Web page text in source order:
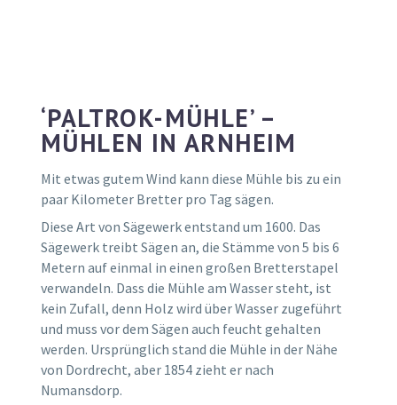
‘PALTROK-MÜHLE’ –
MÜHLEN IN ARNHEIM
Mit etwas gutem Wind kann diese Mühle bis zu ein
paar Kilometer Bretter pro Tag sägen.
Diese Art von Sägewerk entstand um 1600. Das
Sägewerk treibt Sägen an, die Stämme von 5 bis 6
Metern auf einmal in einen großen Bretterstapel
verwandeln. Dass die Mühle am Wasser steht, ist
kein Zufall, denn Holz wird über Wasser zugeführt
und muss vor dem Sägen auch feucht gehalten
werden. Ursprünglich stand die Mühle in der Nähe
von Dordrecht, aber 1854 zieht er nach
Numansdorp.